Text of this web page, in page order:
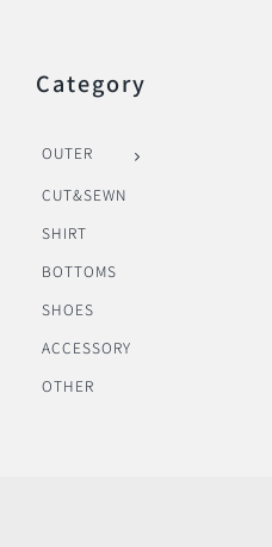
Category
OUTER
CUT&SEWN
SHIRT
BOTTOMS
SHOES
ACCESSORY
OTHER